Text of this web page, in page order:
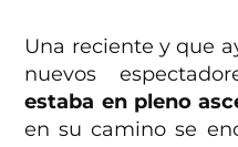
Una reciente y que
nuevos
estaba en pleno
en su camino se